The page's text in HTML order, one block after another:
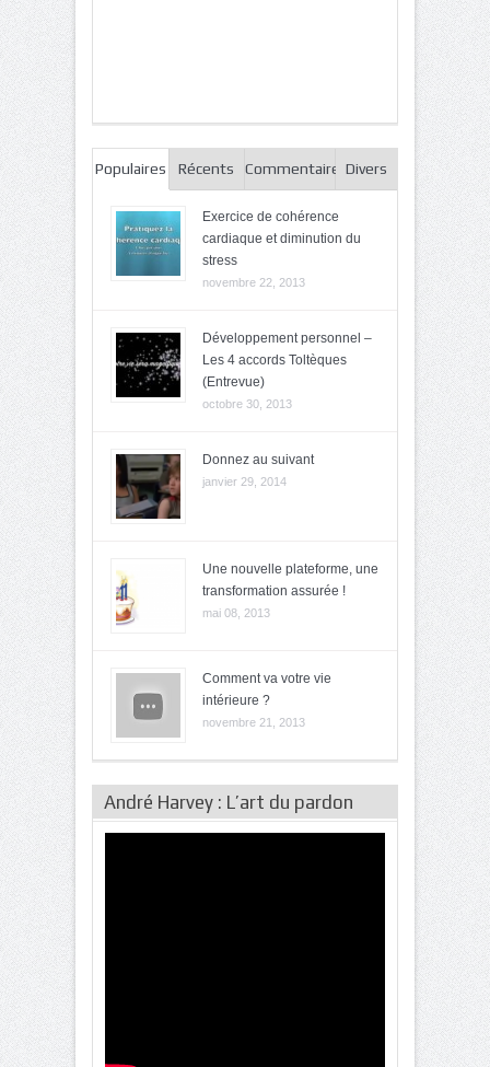
Populaires Récents CommentairesDivers
Exercice de cohérence
cardiaque et diminution du
stress
novembre 22, 2013
Développement personnel –
Les 4 accords Toltèques
(Entrevue)
octobre 30, 2013
Donnez au suivant
janvier 29, 2014
Une nouvelle plateforme, une
transformation assurée !
mai 08, 2013
Comment va votre vie
intérieure ?
novembre 21, 2013
André Harvey : L’art du pardon